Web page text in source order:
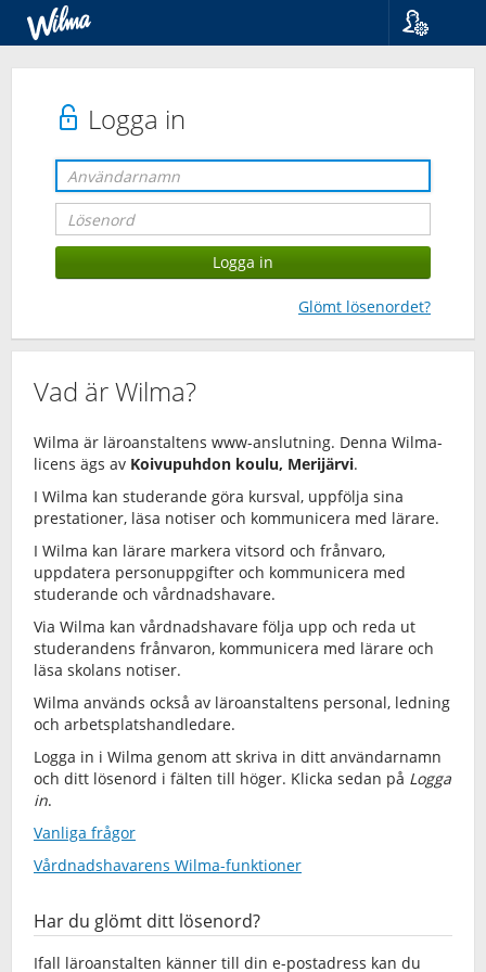
Logga in
Glömt lösenordet?
Vad är Wilma?
Wilma är läroanstaltens www-anslutning. Denna Wilma-
licens ägs av Koivupuhdon koulu, Merijärvi.
I Wilma kan studerande göra kursval, uppfölja sina
prestationer, läsa notiser och kommunicera med lärare.
I Wilma kan lärare markera vitsord och frånvaro,
uppdatera personuppgifter och kommunicera med
studerande och vårdnadshavare.
Via Wilma kan vårdnadshavare följa upp och reda ut
studerandens frånvaron, kommunicera med lärare och
läsa skolans notiser.
Wilma används också av läroanstaltens personal, ledning
och arbetsplatshandledare.
Logga in i Wilma genom att skriva in ditt användarnamn
och ditt lösenord i fälten till höger. Klicka sedan på Logga
in.
Vanliga frågor
Vårdnadshavarens Wilma-funktioner
Har du glömt ditt lösenord?
Ifall läroanstalten känner till din e-postadress kan du